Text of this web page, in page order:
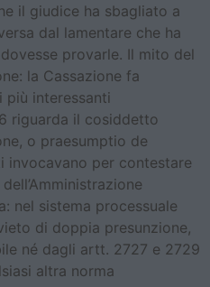
il giudice ha sbagliato a
dal lamentare che ha
provarle. Il mito del
la Cassazione fa
più interessanti
riguarda il cosiddetto
o praesumptio de
invocavano per contestare
nel sistema processuale
di doppia presunzione,
né dagli artt. 2727 e 2729
altra norma